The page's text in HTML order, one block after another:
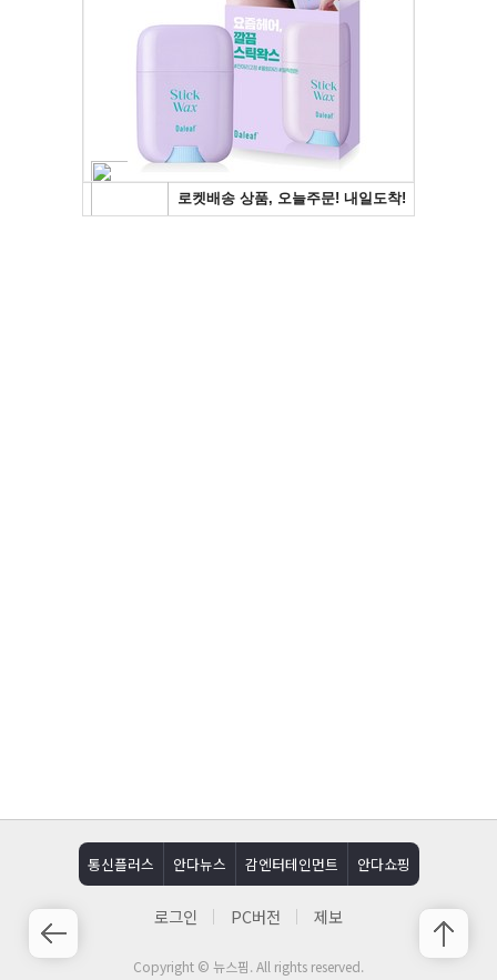
통신플러스 안다뉴스 감엔터테인먼트 안다쇼핑
로그인 PC버전 제보
Copyright © 뉴스핌. All rights reserved.